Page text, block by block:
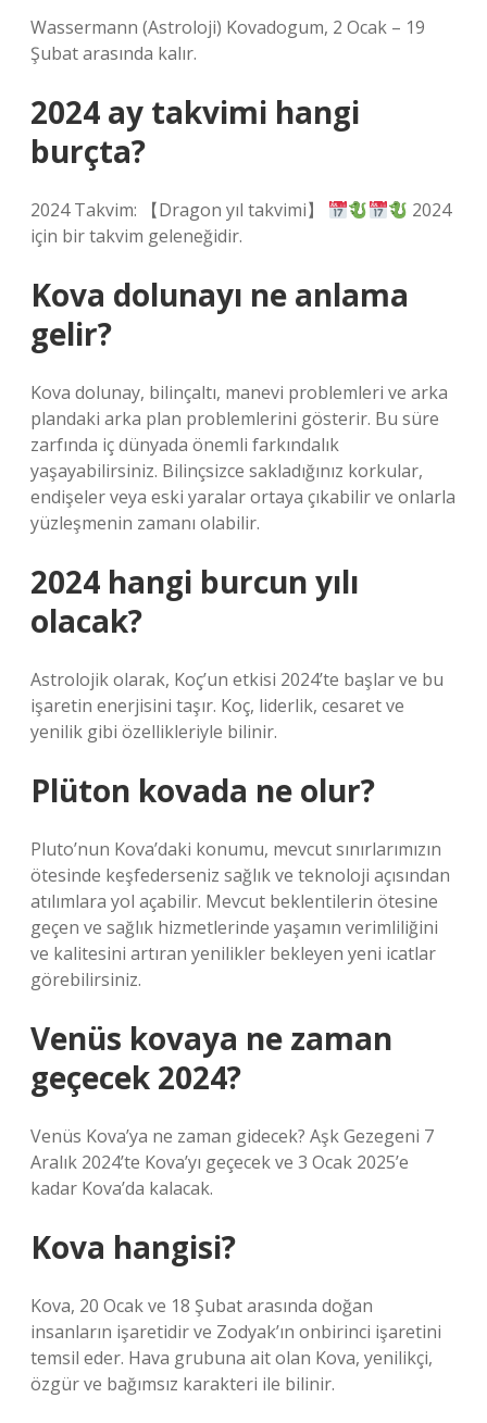
Wassermann (Astroloji) Kovadogum, 2 Ocak – 19
Şubat arasında kalır.
2024 ay takvimi hangi
burçta?
2024 Takvim: 【Dragon yıl takvimi】
2024
için bir takvim geleneğidir.
Kova dolunayı ne anlama
gelir?
Kova dolunay, bilinçaltı, manevi problemleri ve arka
plandaki arka plan problemlerini gösterir. Bu süre
zarfında iç dünyada önemli farkındalık
yaşayabilirsiniz. Bilinçsizce sakladığınız korkular,
endişeler veya eski yaralar ortaya çıkabilir ve onlarla
yüzleşmenin zamanı olabilir.
2024 hangi burcun yılı
olacak?
Astrolojik olarak, Koç’un etkisi 2024’te başlar ve bu
işaretin enerjisini taşır. Koç, liderlik, cesaret ve
yenilik gibi özellikleriyle bilinir.
Plüton kovada ne olur?
Pluto’nun Kova’daki konumu, mevcut sınırlarımızın
ötesinde keşfederseniz sağlık ve teknoloji açısından
atılımlara yol açabilir. Mevcut beklentilerin ötesine
geçen ve sağlık hizmetlerinde yaşamın verimliliğini
ve kalitesini artıran yenilikler bekleyen yeni icatlar
görebilirsiniz.
Venüs kovaya ne zaman
geçecek 2024?
Venüs Kova’ya ne zaman gidecek? Aşk Gezegeni 7
Aralık 2024’te Kova’yı geçecek ve 3 Ocak 2025’e
kadar Kova’da kalacak.
Kova hangisi?
Kova, 20 Ocak ve 18 Şubat arasında doğan
insanların işaretidir ve Zodyak’ın onbirinci işaretini
temsil eder. Hava grubuna ait olan Kova, yenilikçi,
özgür ve bağımsız karakteri ile bilinir.